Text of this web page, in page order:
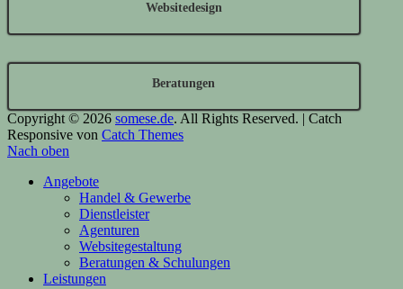
Websitedesign
Beratungen
Copyright © 2026 somese.de. All Rights Reserved. | Catch
Responsive von Catch Themes
Nach oben
Angebote
Handel & Gewerbe
Dienstleister
Agenturen
Websitegestaltung
Beratungen & Schulungen
Leistungen